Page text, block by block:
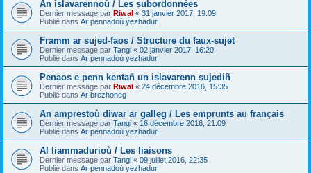
An islavarennoù / Les subordonnées
Dernier message par Riwal « 31 janvier 2017, 19:09
Publié dans Ar pennadoù yezhadur
Framm ar sujed-faos / Structure du faux-sujet
Dernier message par Tangi « 02 janvier 2017, 16:20
Publié dans Ar pennadoù yezhadur
Penaos e penn kentañ un islavarenn sujediñ
Dernier message par Riwal « 24 décembre 2016, 15:35
Publié dans Ar brezhoneg
An amprestoù diwar ar galleg / Les emprunts au français
Dernier message par Tangi « 16 décembre 2016, 21:09
Publié dans Ar pennadoù yezhadur
Al liammadurioù / Les liaisons
Dernier message par Tangi « 09 juillet 2016, 22:35
Publié dans Ar pennadoù yezhadur